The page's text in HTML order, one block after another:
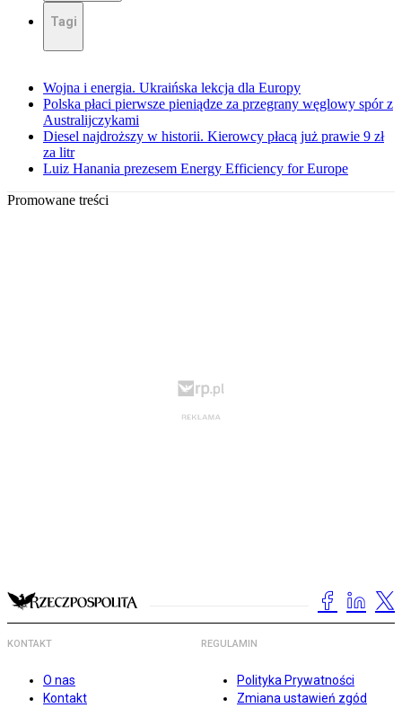
Tagi
Wojna i energia. Ukraińska lekcja dla Europy
Polska płaci pierwsze pieniądze za przegrany węglowy spór z
Australijczykami
Diesel najdroższy w historii. Kierowcy płacą już prawie 9 zł
za litr
Luiz Hanania prezesem Energy Efficiency for Europe
Promowane treści
KONTAKT
O nas
Kontakt
REGULAMIN
Polityka Prywatności
Zmiana ustawień zgód